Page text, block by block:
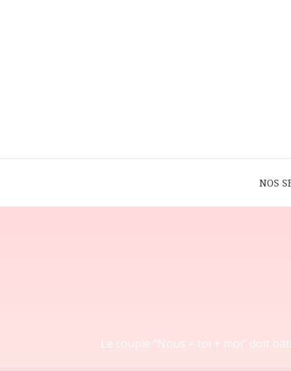
NOS
Le couple “Nous = toi + moi” doit